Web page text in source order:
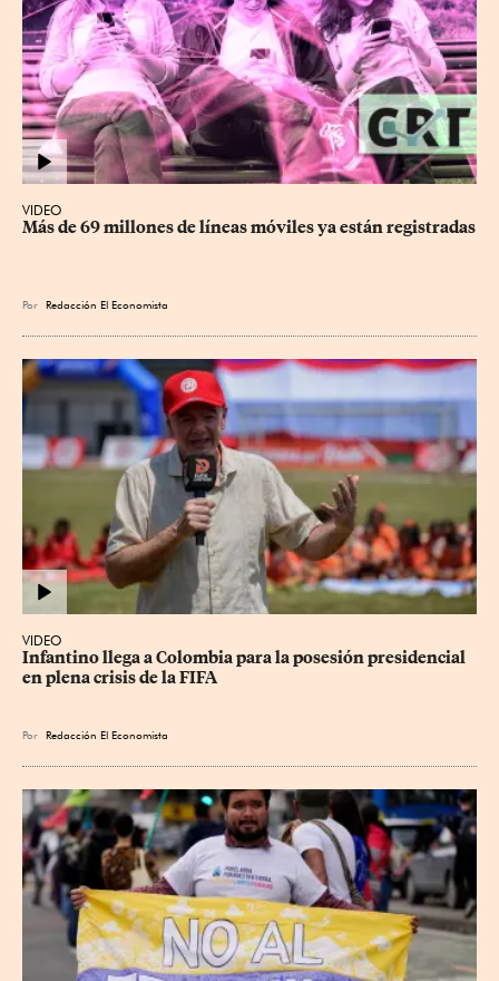
VIDEO
Más de 69 millones de líneas móviles ya están registradas
Por Redacción El Economista
VIDEO
Infantino llega a Colombia para la posesión presidencial
en plena crisis de la FIFA
Por Redacción El Economista